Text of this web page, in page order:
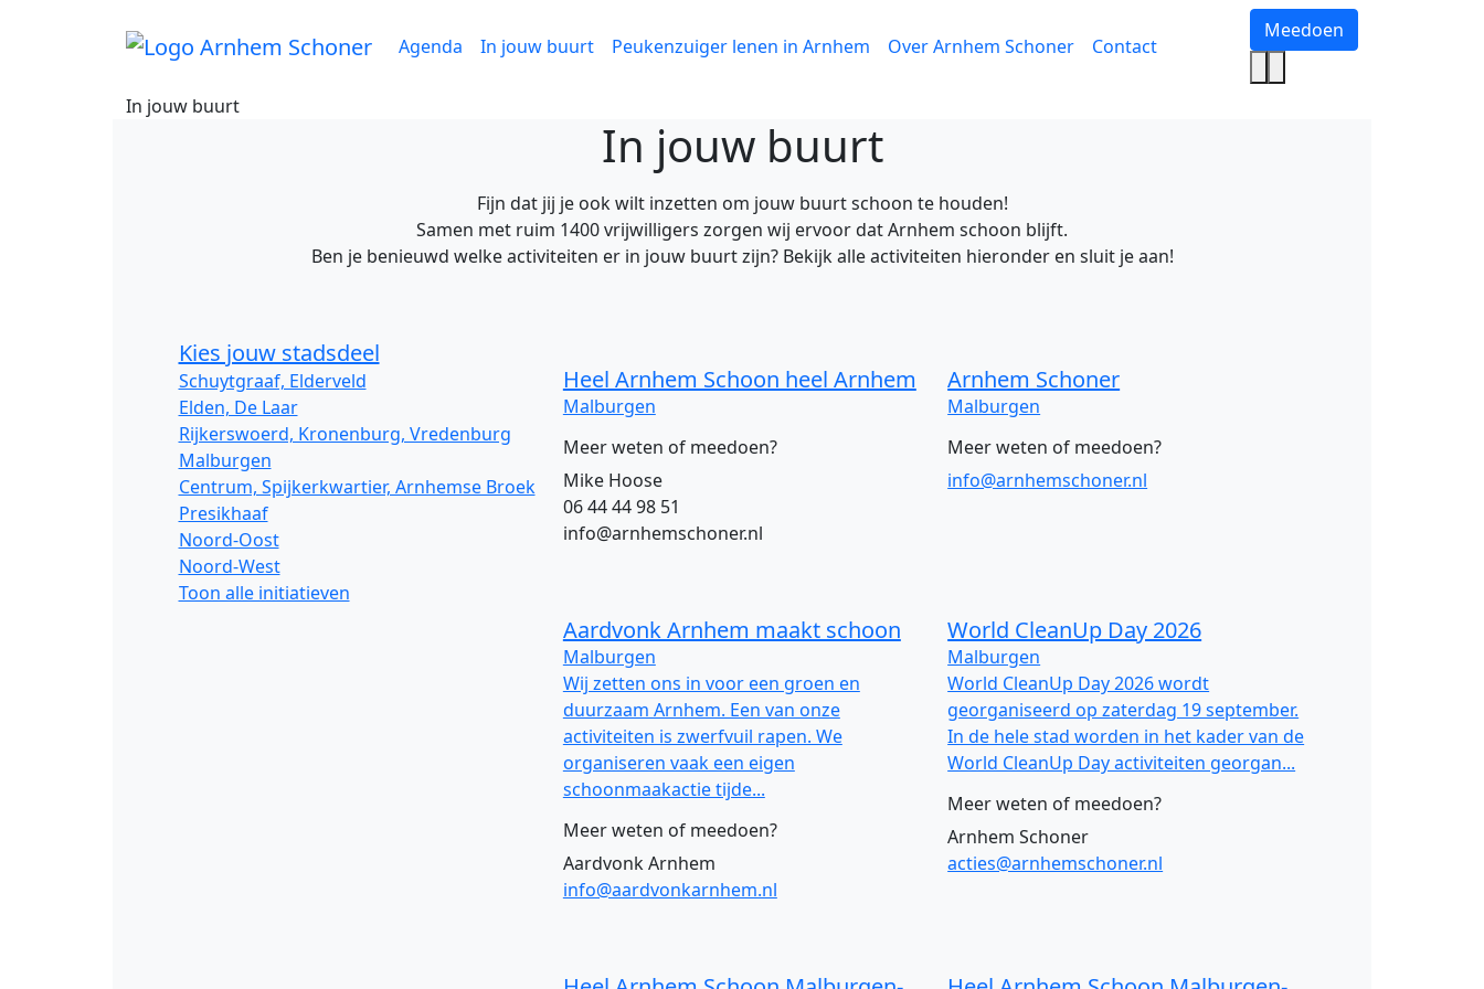
Agenda In jouw buurt Peukenzuiger lenen in Arnhem Over Arnhem Schoner Contact
Meedoen
In jouw buurt
In jouw buurt
Fijn dat jij je ook wilt inzetten om jouw buurt schoon te houden!
Samen met ruim 1400 vrijwilligers zorgen wij ervoor dat Arnhem schoon blijft.
Ben je benieuwd welke activiteiten er in jouw buurt zijn? Bekijk alle activiteiten hieronder en sluit je aan!
Kies jouw stadsdeel
Schuytgraaf, Elderveld
Elden, De Laar
Rijkerswoerd, Kronenburg, Vredenburg
Malburgen
Centrum, Spijkerkwartier, Arnhemse Broek
Presikhaaf
Noord-Oost
Noord-West
Toon alle initiatieven
Heel Arnhem Schoon heel Arnhem
Malburgen
Meer weten of meedoen?
Mike Hoose
06 44 44 98 51
info@arnhemschoner.nl
Arnhem Schoner
Malburgen
Meer weten of meedoen?
info@arnhemschoner.nl
Aardvonk Arnhem maakt schoon
Malburgen
Wij zetten ons in voor een groen en
duurzaam Arnhem. Een van onze
activiteiten is zwerfvuil rapen. We
organiseren vaak een eigen
schoonmaakactie tijde...
Meer weten of meedoen?
Aardvonk Arnhem
info@aardvonkarnhem.nl
World CleanUp Day 2026
Malburgen
World CleanUp Day 2026 wordt
georganiseerd op zaterdag 19 september.
In de hele stad worden in het kader van de
World CleanUp Day activiteiten georgan...
Meer weten of meedoen?
Arnhem Schoner
acties@arnhemschoner.nl